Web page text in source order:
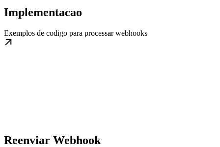
Implementacao
Exemplos de codigo para processar webhooks
Reenviar Webhook